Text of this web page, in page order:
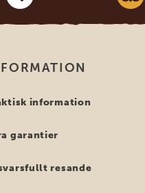
information
garantier
resande